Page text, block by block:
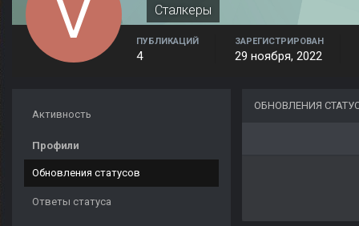
Сталкеры
ПУБЛИКАЦИЙ
4
ЗАРЕГИСТРИРОВАН
29 ноября, 2022
Активность
Профили
Обновления статусов
Ответы статуса
ОБНОВЛЕНИЯ